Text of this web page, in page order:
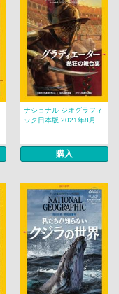
ナショナル ジオグラフィ
ック日本版 2021年8月...
購入